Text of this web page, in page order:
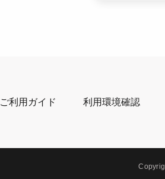
ご利用ガイド 利用環境確認